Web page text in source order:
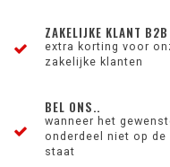
ZAKELIJKE KLANT B2B
extra korting voor
zakelijke klanten
BEL ONS..
wanneer het
onderdeel niet op de
staat